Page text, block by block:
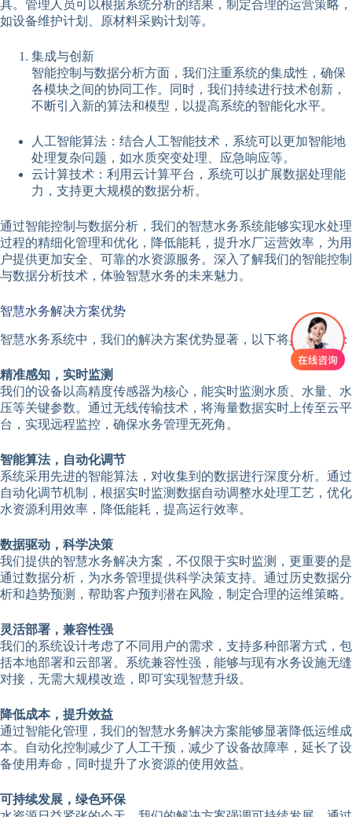
具。管理人员可以根据系统分析的结果，制定合理的运营策略，
如设备维护计划、原材料采购计划等。
集成与创新
智能控制与数据分析方面，我们注重系统的集成性，确保
各模块之间的协同工作。同时，我们持续进行技术创新，
不断引入新的算法和模型，以提高系统的智能化水平。
人工智能算法：结合人工智能技术，系统可以更加智能地
处理复杂问题，如水质突变处理、应急响应等。
云计算技术：利用云计算平台，系统可以扩展数据处理能
力，支持更大规模的数据分析。
通过智能控制与数据分析，我们的智慧水务系统能够实现水处理
过程的精细化管理和优化，降低能耗，提升水厂运营效率，为用
户提供更加安全、可靠的水资源服务。深入了解我们的智能控制
与数据分析技术，体验智慧水务的未来魅力。
智慧水务解决方案优势
智慧水务系统中，我们的解决方案优势显著，以下将具体阐述：
精准感知，实时监测
我们的设备以高精度传感器为核心，能实时监测水质、水量、水
压等关键参数。通过无线传输技术，将海量数据实时上传至云平
台，实现远程监控，确保水务管理无死角。
智能算法，自动化调节
系统采用先进的智能算法，对收集到的数据进行深度分析。通过
自动化调节机制，根据实时监测数据自动调整水处理工艺，优化
水资源利用效率，降低能耗，提高运行效率。
数据驱动，科学决策
我们提供的智慧水务解决方案，不仅限于实时监测，更重要的是
通过数据分析，为水务管理提供科学决策支持。通过历史数据分
析和趋势预测，帮助客户预判潜在风险，制定合理的运维策略。
灵活部署，兼容性强
我们的系统设计考虑了不同用户的需求，支持多种部署方式，包
括本地部署和云部署。系统兼容性强，能够与现有水务设施无缝
对接，无需大规模改造，即可实现智慧升级。
降低成本，提升效益
通过智能化管理，我们的智慧水务解决方案能够显著降低运维成
本。自动化控制减少了人工干预，减少了设备故障率，延长了设
备使用寿命，同时提升了水资源的使用效益。
可持续发展，绿色环保